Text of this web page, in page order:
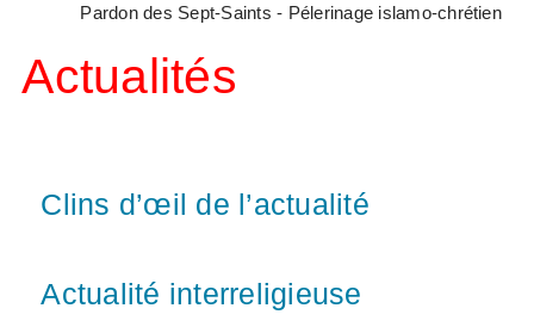
Pardon des Sept-Saints - Pélerinage islamo-chrétien
Actualités
Clins d’œil de l’actualité
Actualité interreligieuse